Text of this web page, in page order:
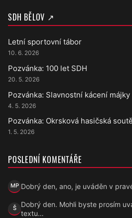
SDH BĚLOV ↗
Letní sportovní tábor
10. 6. 2026
Pozvánka: 100 let SDH
20. 5. 2026
Pozvánka: Slavnostní kácení májky
4. 5. 2026
Pozvánka: Okrsková hasičská
1. 5. 2026
POSLEDNÍ KOMENTÁŘE
MPMarek Přecechtěl
Dobrý den, ano, je uváděn v
ŠŠárka
Dobrý den. Mohli byste prosím
textu…